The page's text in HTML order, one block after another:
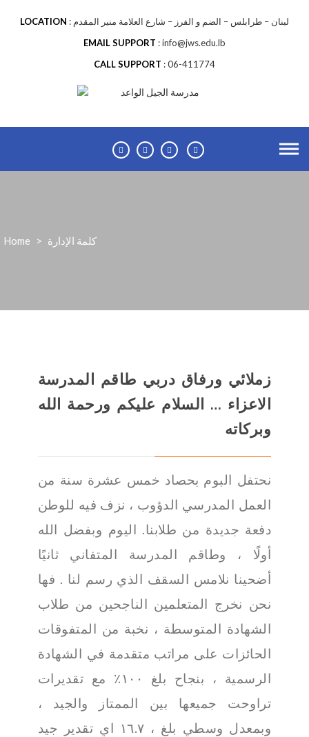
LOCATION
لبنان – طرابلس – الضم و الفرز – شارع العلامة منير المقدم
EMAIL SUPPORT
info@jws.edu.lb
CALL SUPPORT
06-411774
Home > كلمة الإدارة
زملائي ورفاق دربي طاقم المدرسة
الاعزاء … السلام عليكم ورحمة الله
وبركاته
نحتفل البوم بحصاد خمس عشرة سنة من
العمل المدرسي الدؤوب ، نزف فيه للوطن
دفعة جديدة من طلابنا. اليوم وبفضل الله
أولًا ، وطاقم المدرسة المتفاني ثانيًا
أضحينا نلامس السقف الذي رسم لنا . فها
نحن نخرج المتعلمين الناجحين من طلاب
الشهادة المتوسطة ، نخبة من المتفوقات
الحائزات على مراتب متقدمة في الشهادة
الرسمية ، بنجاح بلغ ١٠٠٪‏ مع تقديرات
تراوحت جميعها بين الممتاز والجيد ،
وبمعدل وسطي بلغ ، ١٦.٧ اي تقدير جيد